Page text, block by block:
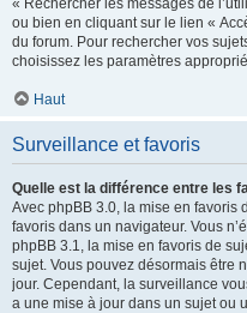
« Rechercher les messages de
ou bien en cliquant sur le lien «
du forum. Pour rechercher vos
choisissez les paramètres
Haut
Surveillance et favoris
Quelle est la différence entre les
Avec phpBB 3.0, la mise en favoris
favoris dans un navigateur. Vous
phpBB 3.1, la mise en favoris de
sujet. Vous pouvez désormais être
jour. Cependant, la surveillance
a une mise à jour dans un sujet ou